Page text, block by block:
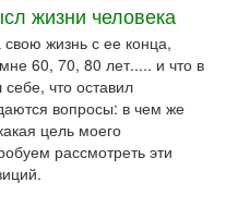
жизни человека
жизнь с ее конца,
60, 70, 80 лет..... и что в
что оставил
вопросы: в чем же
цель моего
рассмотреть эти